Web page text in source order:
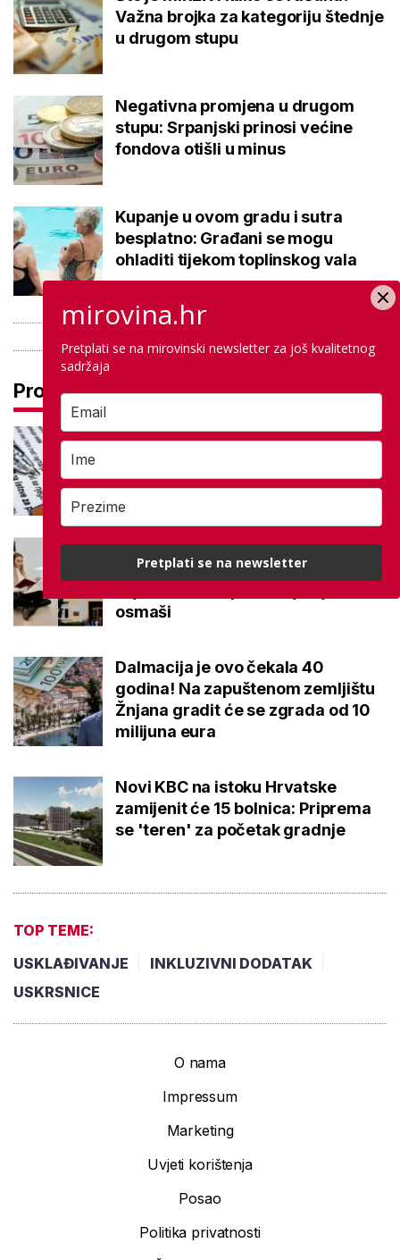
Važna brojka za kategoriju štednje
u drugom stupu
Negativna promjena u drugom
stupu: Srpanjski prinosi većine
fondova otišli u minus
Kupanje u ovom gradu i sutra
besplatno: Građani se mogu
ohladiti tijekom toplinskog vala
Pročitaj još
Ove lektire maturanti se najviše
eseja i to na jesenskom roku
Ovo je 10 srednjoškolskih
smjerova u Karlovačkoj županiji
osmaši
Dalmacija je ovo čekala 40
godina! Na zapuštenom zemljištu
Žnjana gradit će se zgrada od 10
milijuna eura
Novi KBC na istoku Hrvatske
zamijenit će 15 bolnica: Priprema
se 'teren' za početak gradnje
TOP TEME:
USKLAĐIVANJE
INKLUZIVNI DODATAK
USKRSNICE
O nama
Impressum
Marketing
Uvjeti korištenja
Posao
Politika privatnosti
mirovina.hr
Pretplati se na mirovinski newsletter za još kvalitetnog
sadržaja
Pretplati se na newsletter